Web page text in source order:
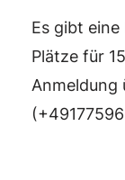
Es gibt
Plätze für
Anmeldung